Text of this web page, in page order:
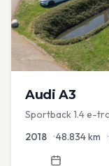
Audi A3
Sportback 1.4 e-
2018 •48.834km •